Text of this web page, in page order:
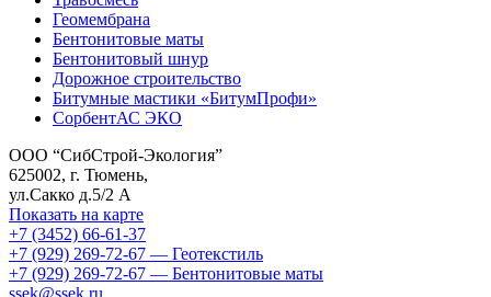
Геомембрана
Бентонитовые маты
Бентонитовый шнур
Дорожное строительство
Битумные мастики «БитумПрофи»
СорбентАС ЭКО
ООО “СибСтрой-Экология”
625002, г. Тюмень,
ул.Сакко д.5/2 А
Показать на карте
+7 (3452) 66-61-37
+7 (929) 269-72-67 — Геотекстиль
+7 (929) 269-72-67 — Бентонитовые маты
ssek@ssek.ru